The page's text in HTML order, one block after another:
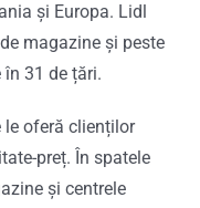
și Europa. Lidl
magazine și peste
31 de țări.
le oferă clienților
preț. În spatele
și centrele